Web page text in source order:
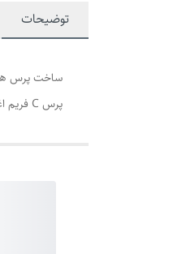
توضیحات
ساخت پرس
پرس C فریم اغلب برای خم کردن لوله ، پروفیل ، شکل دهی استفاده می گردد